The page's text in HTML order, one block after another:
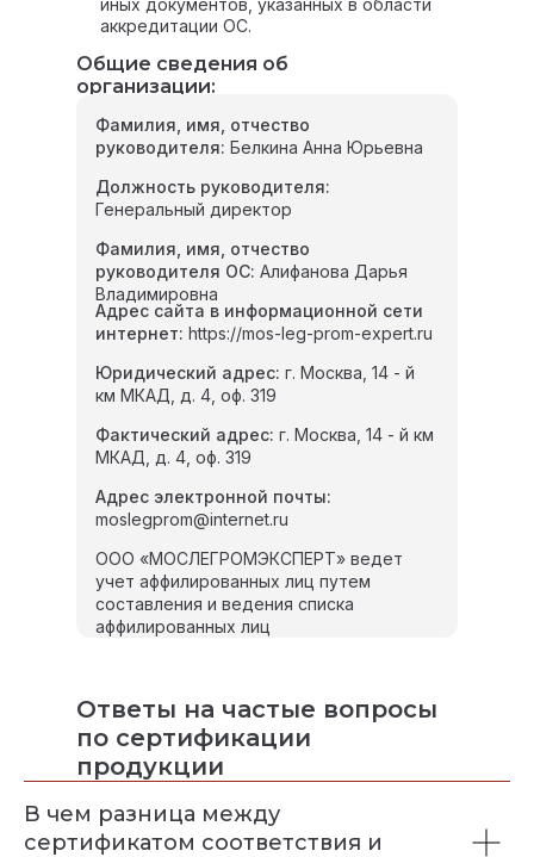
Общие сведения об
организации:
Фамилия, имя, отчество
руководителя: Белкина Анна Юрьевна
Должность руководителя:
Генеральный директор
Адрес сайта в информационной сети
интернет: https://mos-leg-prom-expert.ru
Фамилия, имя, отчество
руководителя ОС: Алифанова Дарья
Владимировна
Фактический адрес: г. Москва, 14 - й км
МКАД, д. 4, оф. 319
Юридический адрес: г. Москва, 14 - й
км МКАД, д. 4, оф. 319
Адрес электронной почты:
moslegprom@internet.ru
ООО «МОСЛЕГРОМЭКСПЕРТ» ведет
учет аффилированных лиц путем
составления и ведения списка
аффилированных лиц
иных документов, указанных в области
аккредитации ОС.
Ответы на частые вопросы
по сертификации
продукции
В чем разница между
сертификатом соответствия и